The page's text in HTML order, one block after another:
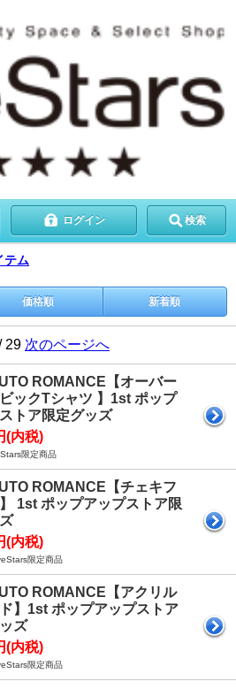
ログイン 検索
テム
価格順 新着順
29 次のページへ
ROMANCE【オーバー
ックTシャツ 】1st ポップ
トア限定グッズ
(内税)
限定商品
ROMANCE【チェキフ
1st ポップアップストア限
(内税)
限定商品
ROMANCE【アクリル
】1st ポップアップストア
ズ
(内税)
限定商品